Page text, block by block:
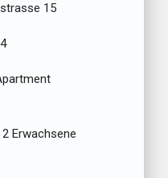
15
Erwachsene